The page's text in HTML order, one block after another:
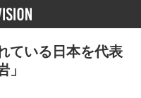
ている日本を代表
」